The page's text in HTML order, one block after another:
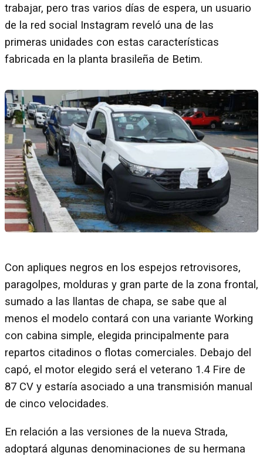
trabajar, pero tras varios días de espera, un usuario
de la red social Instagram reveló una de las
primeras unidades con estas características
fabricada en la planta brasileña de Betim.
Con apliques negros en los espejos retrovisores,
paragolpes, molduras y gran parte de la zona frontal,
sumado a las llantas de chapa, se sabe que al
menos el modelo contará con una variante Working
con cabina simple, elegida principalmente para
repartos citadinos o flotas comerciales. Debajo del
capó, el motor elegido será el veterano 1.4 Fire de
87 CV y estaría asociado a una transmisión manual
de cinco velocidades.
En relación a las versiones de la nueva Strada,
adoptará algunas denominaciones de su hermana